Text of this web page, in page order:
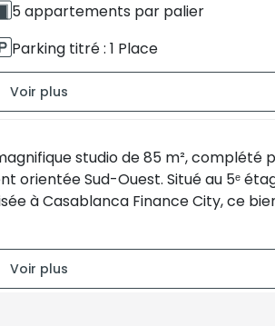
5 appartements par palier
Parking titré : 1 Place
Sud-Ouest
studio de 85 m², complété
orientée Sud-Ouest. Situé au 5ᵉ
à Casablanca Finance City, ce
à une terrasse couverte de 20 m²